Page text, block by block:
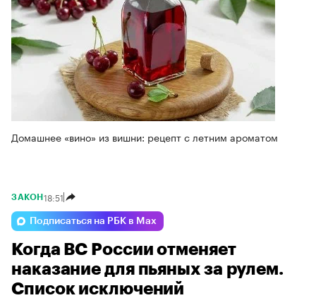
Домашнее «вино» из вишни: рецепт с летним ароматом
ЗАКОН 18:51
Подписаться на РБК в Max
Когда ВС России отменяет
наказание для пьяных за рулем.
Список исключений